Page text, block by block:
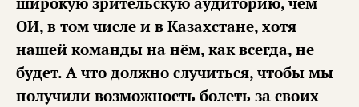
ОИ, в том числе и в Казахстане, хотя
нашей команды на нём, как всегда, не
будет. А что должно случиться, чтобы мы
получили возможность болеть за своих